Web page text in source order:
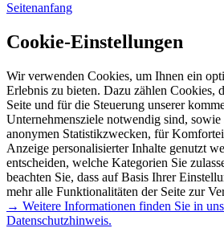
Seitenanfang
Cookie-Einstellungen
Wir verwenden Cookies, um Ihnen ein
Erlebnis zu bieten. Dazu zählen Cookies,
Seite und für die Steuerung unserer
Unternehmensziele notwendig sind,
anonymen Statistikzwecken, für
Anzeige personalisierter Inhalte genutzt
entscheiden, welche Kategorien Sie
beachten Sie, dass auf Basis Ihrer
mehr alle Funktionalitäten der Seite zur
→ Weitere Informationen finden Sie in
Datenschutzhinweis.